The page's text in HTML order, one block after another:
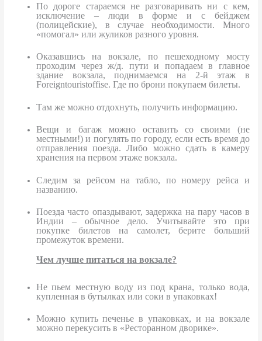
По дороге стараемся не разговаривать ни с кем,
исключение – люди в форме и с бейджем
(полицейские), в случае необходимости. Много
«помогал» или жуликов разного уровня.
Оказавшись на вокзале, по пешеходному мосту
проходим через ж/д. пути и попадаем в главное
здание вокзала, поднимаемся на 2-й этаж в
Foreigntouristoffise. Где по брони покупаем билеты.
Там же можно отдохнуть, получить информацию.
Вещи и багаж можно оставить со своими (не
местными!) и погулять по городу, если есть время до
отправления поезда. Либо можно сдать в камеру
хранения на первом этаже вокзала.
Следим за рейсом на табло, по номеру рейса и
названию.
Поезда часто опаздывают, задержка на пару часов в
Индии – обычное дело. Учитывайте это при
покупке билетов на самолет, берите больший
промежуток времени.
Чем лучше питаться на вокзале?
Не пьем местную воду из под крана, только вода,
купленная в бутылках или соки в упаковках!
Можно купить печенье в упаковках, и на вокзале
можно перекусить в «Ресторанном дворике».